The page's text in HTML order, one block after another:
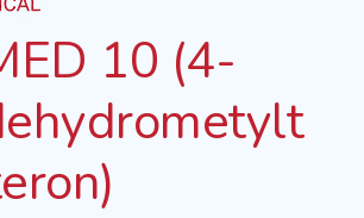
10 (4-